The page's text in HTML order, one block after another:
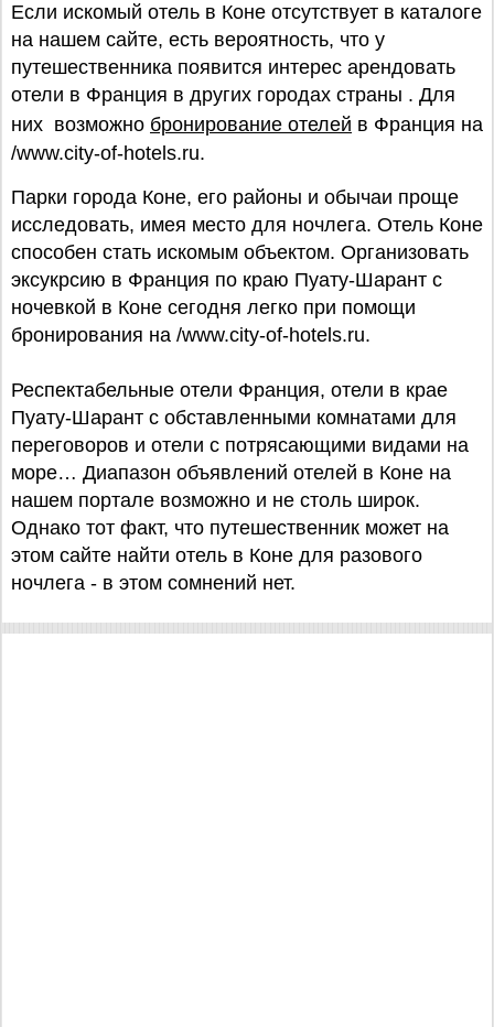
Если искомый отель в Коне отсутствует в каталоге
на нашем сайте, есть вероятность, что у
путешественника появится интерес арендовать
отели в Франция в других городах страны . Для
них возможно бронирование отелей в Франция на
/www.city-of-hotels.ru.
Парки города Коне, его районы и обычаи проще
исследовать, имея место для ночлега. Отель Коне
способен стать искомым объектом. Организовать
эксукрсию в Франция по краю Пуату-Шарант с
ночевкой в Коне сегодня легко при помощи
бронирования на /www.city-of-hotels.ru.
Респектабельные отели Франция, отели в крае
Пуату-Шарант с обставленными комнатами для
переговоров и отели с потрясающими видами на
море… Диапазон объявлений отелей в Коне на
нашем портале возможно и не столь широк.
Однако тот факт, что путешественник может на
этом сайте найти отель в Коне для разового
ночлега - в этом сомнений нет.